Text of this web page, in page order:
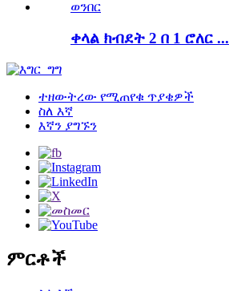
ቀላል ክብደት 2 በ 1 ሮለር ...
ተዘውትረው የሚጠየቁ ጥያቄዎች
ስለ እኛ
እኛን ያግኙን
ምርቶች